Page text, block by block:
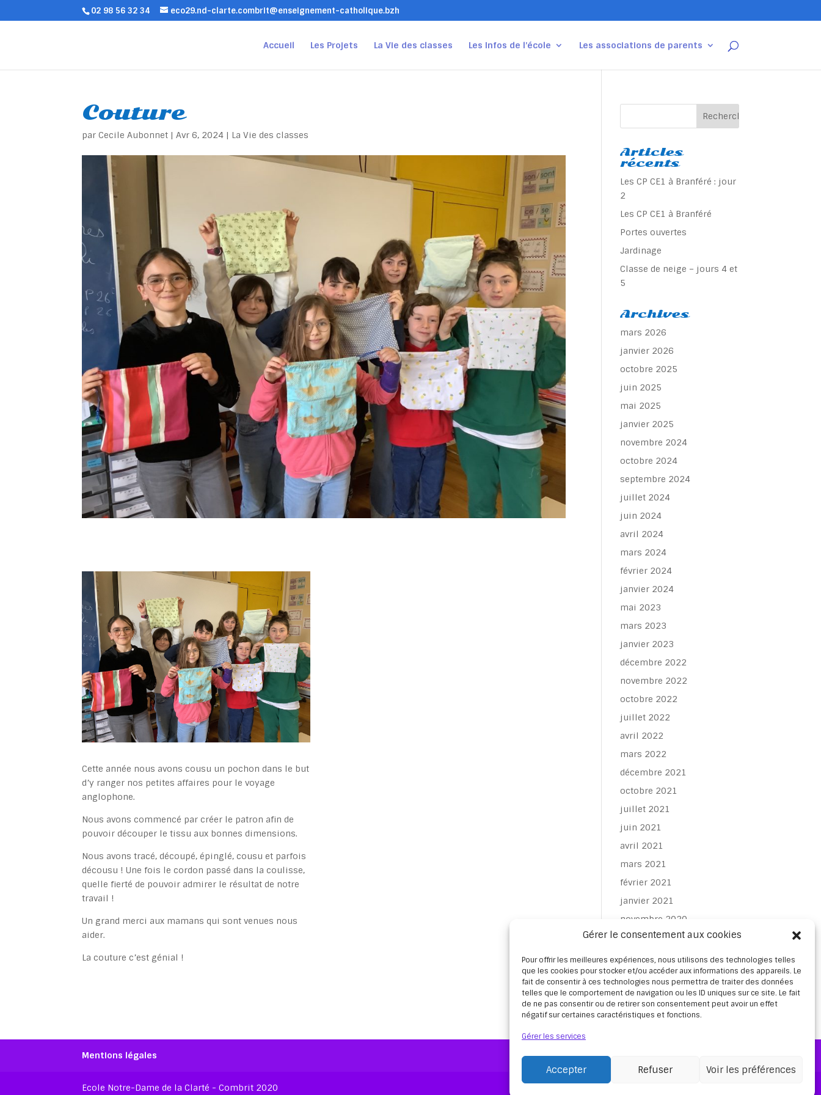
Gérer le consentement aux cookies
Pour offrir les meilleures expériences, nous utilisons des technologies telles
que les cookies pour stocker et/ou accéder aux informations des appareils. Le
fait de consentir à ces technologies nous permettra de traiter des données
telles que le comportement de navigation ou les ID uniques sur ce site. Le fait
de ne pas consentir ou de retirer son consentement peut avoir un effet
négatif sur certaines caractéristiques et fonctions.
Gérer les services
Accepter Refuser Voir les préférences
02 98 56 32 34 eco29.nd-clarte.combrit@enseignement-catholique.bzh
Accueil Les Projets La Vie des classes Les Infos de l’école Les associations de parents
Couture
parCecile Aubonnet |Avr 6, 2024 | La Vie des classes
Cette année nous avons cousu un pochon dans le but
d’y ranger nos petites affaires pour le voyage
anglophone.
Nous avons commencé par créer le patron afin de
pouvoir découper le tissu aux bonnes dimensions.
Nous avons tracé, découpé, épinglé, cousu et parfois
décousu ! Une fois le cordon passé dans la coulisse,
quelle fierté de pouvoir admirer le résultat de notre
travail !
Un grand merci aux mamans qui sont venues nous
aider.
La couture c’est génial !
Articles
récents
Les CP CE1 à Branféré : jour
2
Les CP CE1 à Branféré
Portes ouvertes
Jardinage
Classe de neige – jours 4 et
5
Archives
mars 2026
janvier 2026
octobre 2025
juin 2025
mai 2025
janvier 2025
novembre 2024
octobre 2024
septembre 2024
juillet 2024
juin 2024
avril 2024
mars 2024
février 2024
janvier 2024
mai 2023
mars 2023
janvier 2023
décembre 2022
novembre 2022
octobre 2022
juillet 2022
avril 2022
mars 2022
décembre 2021
octobre 2021
juillet 2021
juin 2021
avril 2021
mars 2021
février 2021
janvier 2021
novembre 2020
octobre 2020
février 2020
Mentions légales
Ecole Notre-Dame de la Clarté - Combrit 2020